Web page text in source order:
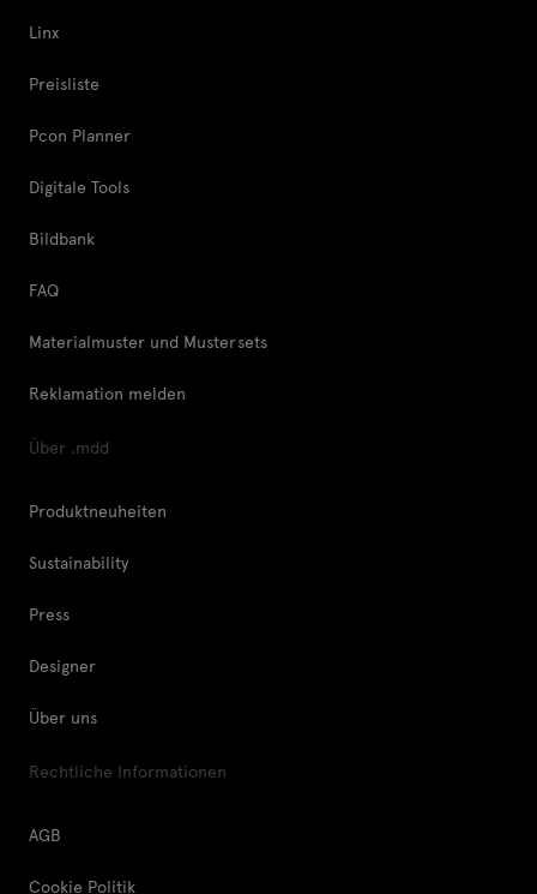
Linx
Preisliste
Pcon Planner
Digitale Tools
Bildbank
FAQ
Materialmuster und Mustersets
Reklamation melden
Über .mdd
Produktneuheiten
Sustainability
Press
Designer
Über uns
Rechtliche Informationen
AGB
Cookie Politik